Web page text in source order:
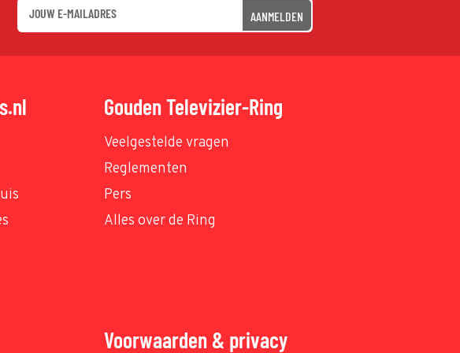
AANMELDEN
Gouden Televizier-Ring
Veelgestelde vragen
Reglementen
Pers
Alles over de Ring
Voorwaarden & privacy